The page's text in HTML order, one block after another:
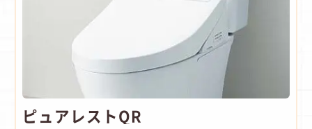
ピュアレストQR